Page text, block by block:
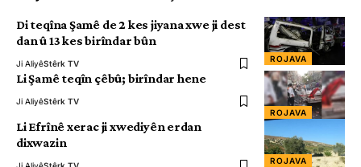
ROJAVA
Di teqîna Şamê de 2 kes jiyana xwe ji dest
dan û 13 kes birîndar bûn
Ji AliyêStêrk TV
ROJAVA
Li Şamê teqîn çêbû; birîndar hene
Ji AliyêStêrk TV
ROJAVA
Li Efrînê xerac ji xwediyên erdan
dixwazin